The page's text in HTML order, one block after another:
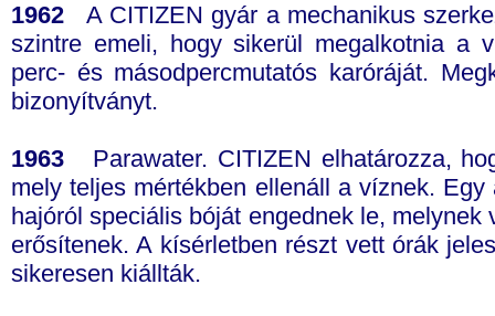
1962 A CITIZEN gyár a mechanikus
szintre emeli, hogy sikerül megalkotnia a
perc- és másodpercmutatós karóráját.
bizonyítványt.
1963 Parawater. CITIZEN elhatározza,
mely teljes mértékben ellenáll a víznek.
hajóról speciális bóját engednek le,
erősítenek. A kísérletben részt vett órák
sikeresen kiállták.